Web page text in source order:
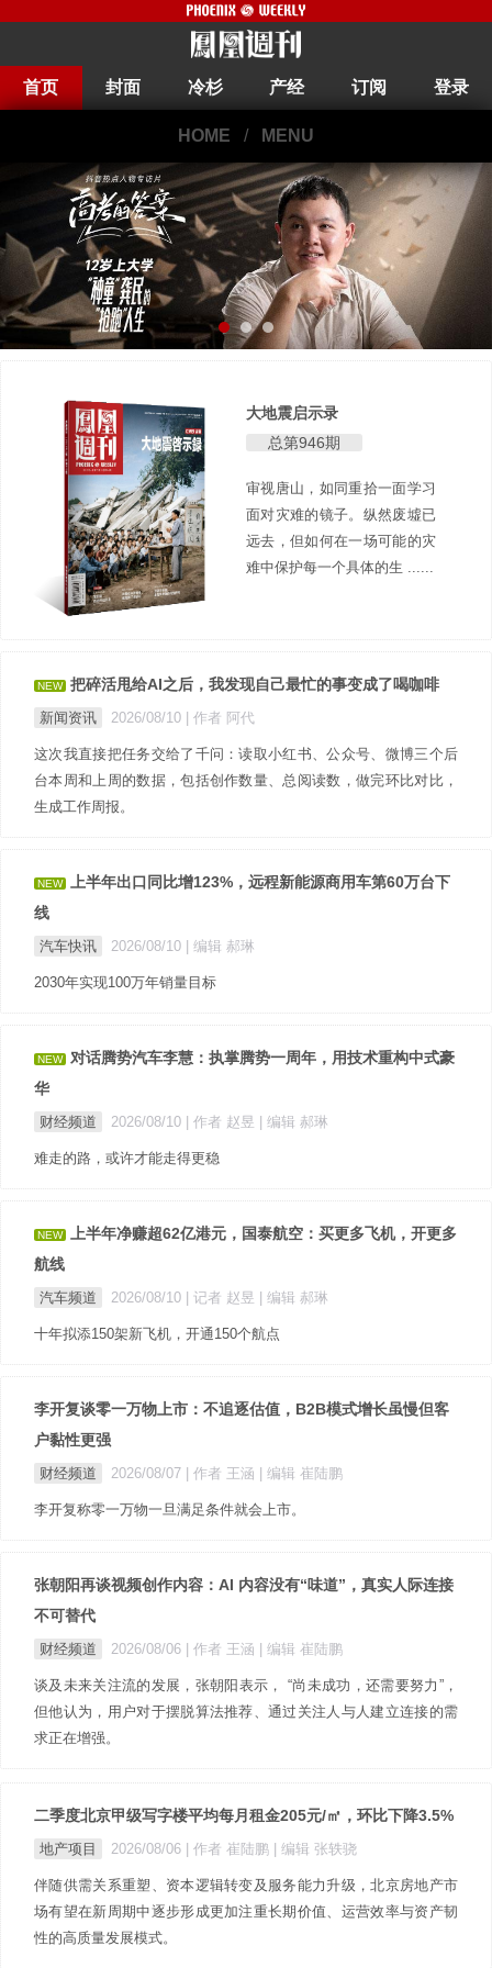
首页 封面 冷杉 产经 订阅 登录
HOME / MENU
大地震启示录
总第946期
审视唐山，如同重拾一面学习
面对灾难的镜子。纵然废墟已
远去，但如何在一场可能的灾
难中保护每一个具体的生 ......
NEW 把碎活甩给AI之后，我发现自己最忙的事变成了喝咖啡
新闻资讯 2026/08/10 | 作者 阿代
这次我直接把任务交给了千问：读取小红书、公众号、微博三个后
台本周和上周的数据，包括创作数量、总阅读数，做完环比对比，
生成工作周报。
NEW
上半年出口同比增123%，远程新能源商用车第60万台下
线
汽车快讯 2026/08/10 | 编辑 郝琳
2030年实现100万年销量目标
NEW
对话腾势汽车李慧：执掌腾势一周年，用技术重构中式豪
华
财经频道 2026/08/10 | 作者 赵昱 | 编辑 郝琳
难走的路，或许才能走得更稳
NEW
上半年净赚超62亿港元，国泰航空：买更多飞机，开更多
航线
汽车频道 2026/08/10 | 记者 赵昱 | 编辑 郝琳
十年拟添150架新飞机，开通150个航点
李开复谈零一万物上市：不追逐估值，B2B模式增长虽慢但客
户黏性更强
财经频道 2026/08/07 | 作者 王涵 | 编辑 崔陆鹏
李开复称零一万物一旦满足条件就会上市。
张朝阳再谈视频创作内容：AI 内容没有“味道”，真实人际连接
不可替代
财经频道 2026/08/06 | 作者 王涵 | 编辑 崔陆鹏
谈及未来关注流的发展，张朝阳表示， “尚未成功，还需要努力”，
但他认为，用户对于摆脱算法推荐、通过关注人与人建立连接的需
求正在增强。
二季度北京甲级写字楼平均每月租金205元/㎡，环比下降3.5%
地产项目 2026/08/06 | 作者 崔陆鹏 | 编辑 张轶骁
伴随供需关系重塑、资本逻辑转变及服务能力升级，北京房地产市
场有望在新周期中逐步形成更加注重长期价值、运营效率与资产韧
性的高质量发展模式。